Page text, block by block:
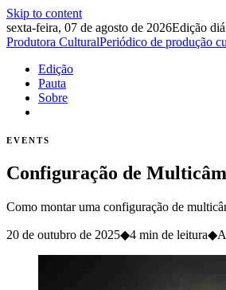
Skip to content
sexta-feira, 07 de agosto de 2026Edição
Produtora CulturalPeriódico de produção
Edição
Pauta
Sobre
EVENTS
Configuração de
Como montar uma configuração de
20 de outubro de 2025◆4 min de leitura◆